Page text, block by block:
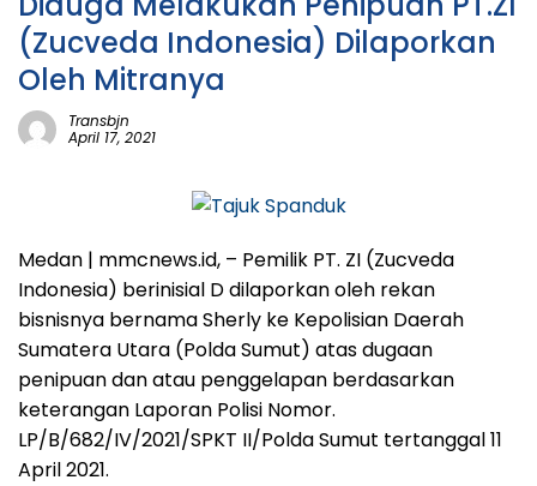
(Zucveda Indonesia) Dilaporkan
Oleh Mitranya
Transbjn
April 17, 2021
Medan | mmcnews.id, – Pemilik PT. ZI (Zucveda
Indonesia) berinisial D dilaporkan oleh rekan
bisnisnya bernama Sherly ke Kepolisian Daerah
Sumatera Utara (Polda Sumut) atas dugaan
penipuan dan atau penggelapan berdasarkan
keterangan Laporan Polisi Nomor.
LP/B/682/IV/2021/SPKT II/Polda Sumut tertanggal 11
April 2021.